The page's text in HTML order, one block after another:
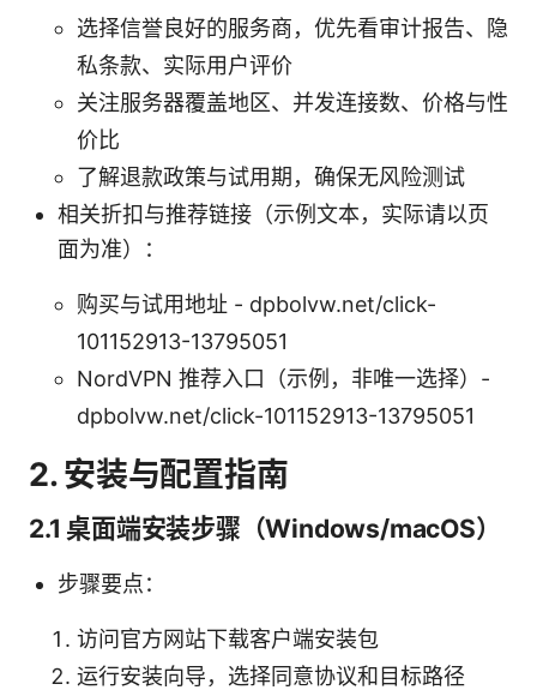
选择信誉良好的服务商，优先看审计报告、隐
私条款、实际用户评价
关注服务器覆盖地区、并发连接数、价格与性
价比
了解退款政策与试用期，确保无风险测试
相关折扣与推荐链接（示例文本，实际请以页
面为准）：
购买与试用地址 - dpbolvw.net/click-
101152913-13795051
NordVPN 推荐入口（示例，非唯一选择）-
dpbolvw.net/click-101152913-13795051
2. 安装与配置指南
2.1 桌面端安装步骤（Windows/macOS）
步骤要点：
访问官方网站下载客户端安装包
运行安装向导，选择同意协议和目标路径